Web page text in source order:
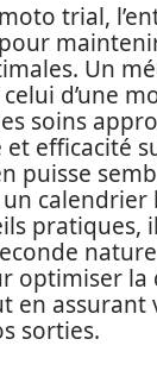
trial,
Un
d’une
soins
efficacité
puisse
calendrier
pratiques,
optimiser la
en assurant
sorties.